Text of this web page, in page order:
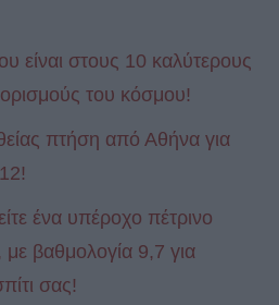
είναι στους 10 καλύτερους
του κόσμου!
πτήση από Αθήνα για
ένα υπέροχο πέτρινο
βαθμολογία 9,7 για
σας!